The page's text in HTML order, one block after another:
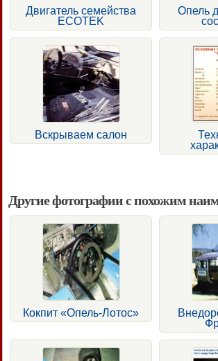
Двигатель семейства
ECOTEK
Опель
Вскрываем салон
Другие фотографии с похожим
Кокпит «Опель-Лотос»